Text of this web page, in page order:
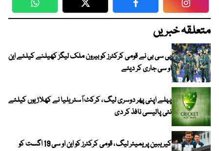
WhatsApp Twitter Facebook
متعلقہ خبریں
پی سی بی نے قومی کرکٹرز کو بیرون ملک لیگز کھیلنے کیلئے این
او سی جاری کر دیئے
پہلے اپنی پھر دوسری لیگ ، کرکٹ آسٹریلیا نے کھلاڑیوں کیلئے
نئی پالیسی نافذ کر دی
کیریبین پریمیئر لیگ ، قومی کرکٹرز کو این او سی 19 اگست کو